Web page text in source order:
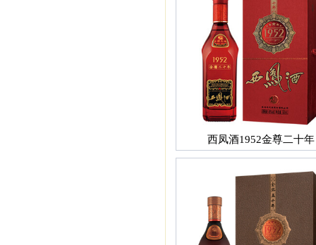
西凤酒1952金尊二十年